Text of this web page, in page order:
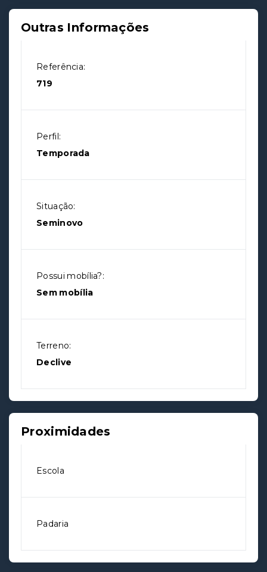
Outras Informações
Referência:
719
Perfil:
Temporada
Situação:
Seminovo
Possui mobília?:
Sem mobília
Terreno:
Declive
Proximidades
Escola
Padaria